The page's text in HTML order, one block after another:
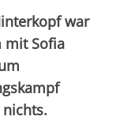
war
mit Sofia